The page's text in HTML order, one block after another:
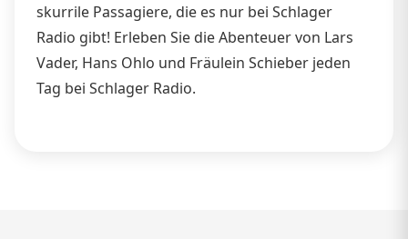
skurrile Passagiere, die es nur bei Schlager
Radio gibt! Erleben Sie die Abenteuer von Lars
Vader, Hans Ohlo und Fräulein Schieber jeden
Tag bei Schlager Radio.